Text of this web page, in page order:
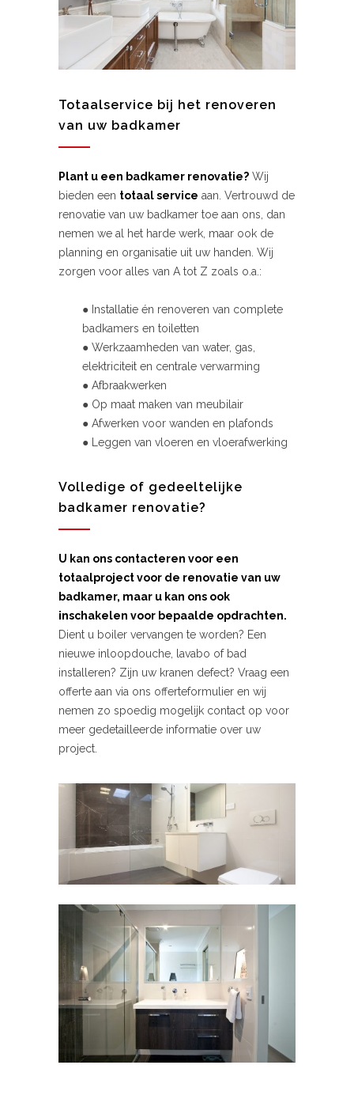
Totaalservice bij het renoveren
van uw badkamer
Plant u een badkamer renovatie? Wij
bieden een totaal service aan. Vertrouwd de
renovatie van uw badkamer toe aan ons, dan
nemen we al het harde werk, maar ook de
planning en organisatie uit uw handen. Wij
zorgen voor alles van A tot Z zoals o.a.:
● Installatie én renoveren van complete
badkamers en toiletten
● Werkzaamheden van water, gas,
elektriciteit en centrale verwarming
● Afbraakwerken
● Op maat maken van meubilair
● Afwerken voor wanden en plafonds
● Leggen van vloeren en vloerafwerking
Volledige of gedeeltelijke
badkamer renovatie?
U kan ons contacteren voor een
totaalproject voor de renovatie van uw
badkamer, maar u kan ons ook
inschakelen voor bepaalde opdrachten.
Dient u boiler vervangen te worden? Een
nieuwe inloopdouche, lavabo of bad
installeren? Zijn uw kranen defect? Vraag een
offerte aan via ons offerteformulier en wij
nemen zo spoedig mogelijk contact op voor
meer gedetailleerde informatie over uw
project.